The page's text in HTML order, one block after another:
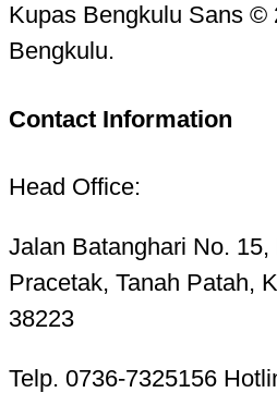
Kupas Bengkulu Sans ©
Bengkulu.
Contact Information
Head Office:
Jalan Batanghari No. 15,
Pracetak, Tanah Patah,
38223
Telp. 0736-7325156